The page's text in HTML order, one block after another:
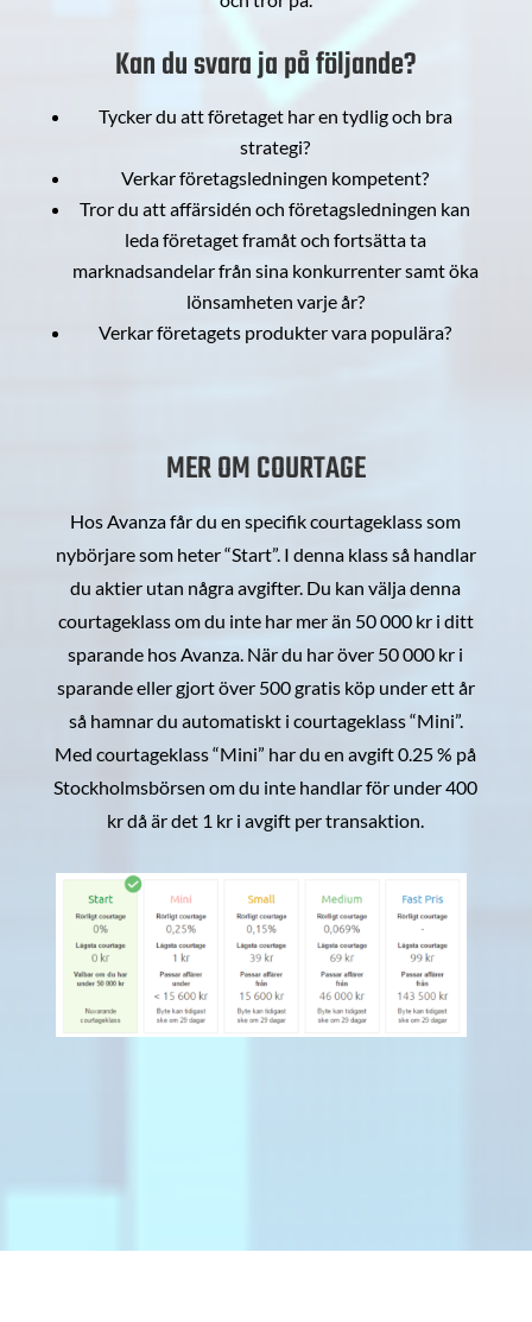
Kan du svara ja på följande?
Tycker du att företaget har en tydlig och bra
strategi?
Verkar företagsledningen kompetent?
Tror du att affärsidén och företagsledningen kan
leda företaget framåt och fortsätta ta
marknadsandelar från sina konkurrenter samt öka
lönsamheten varje år?
Verkar företagets produkter vara populära?
MER OM COURTAGE
Hos Avanza får du en specifik courtageklass som
nybörjare som heter “Start”. I denna klass så handlar
du aktier utan några avgifter. Du kan välja denna
courtageklass om du inte har mer än 50 000 kr i ditt
sparande hos Avanza. När du har över 50 000 kr i
sparande eller gjort över 500 gratis köp under ett år
så hamnar du automatiskt i courtageklass “Mini”.
Med courtageklass “Mini” har du en avgift 0.25 % på
Stockholmsbörsen om du inte handlar för under 400
kr då är det 1 kr i avgift per transaktion.